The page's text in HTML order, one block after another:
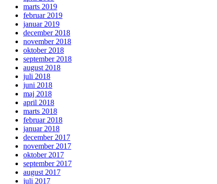
marts 2019
februar 2019
januar 2019
december 2018
november 2018
oktober 2018
september 2018
august 2018
juli 2018
juni 2018
maj 2018
april 2018
marts 2018
februar 2018
januar 2018
december 2017
november 2017
oktober 2017
september 2017
august 2017
juli 2017